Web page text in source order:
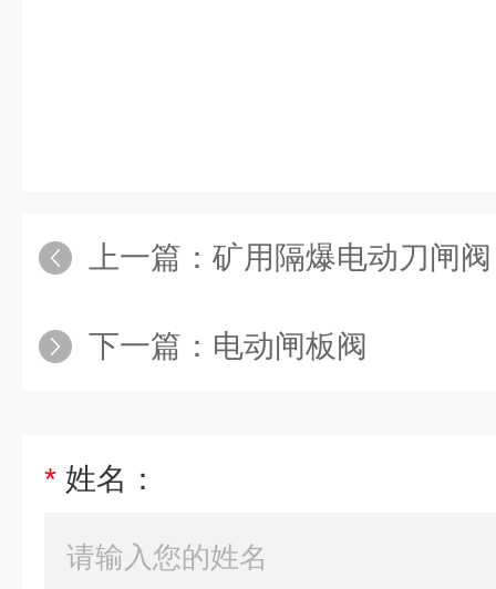
上一篇： 矿用隔爆电动刀闸阀
下一篇： 电动闸板阀
* 姓名：